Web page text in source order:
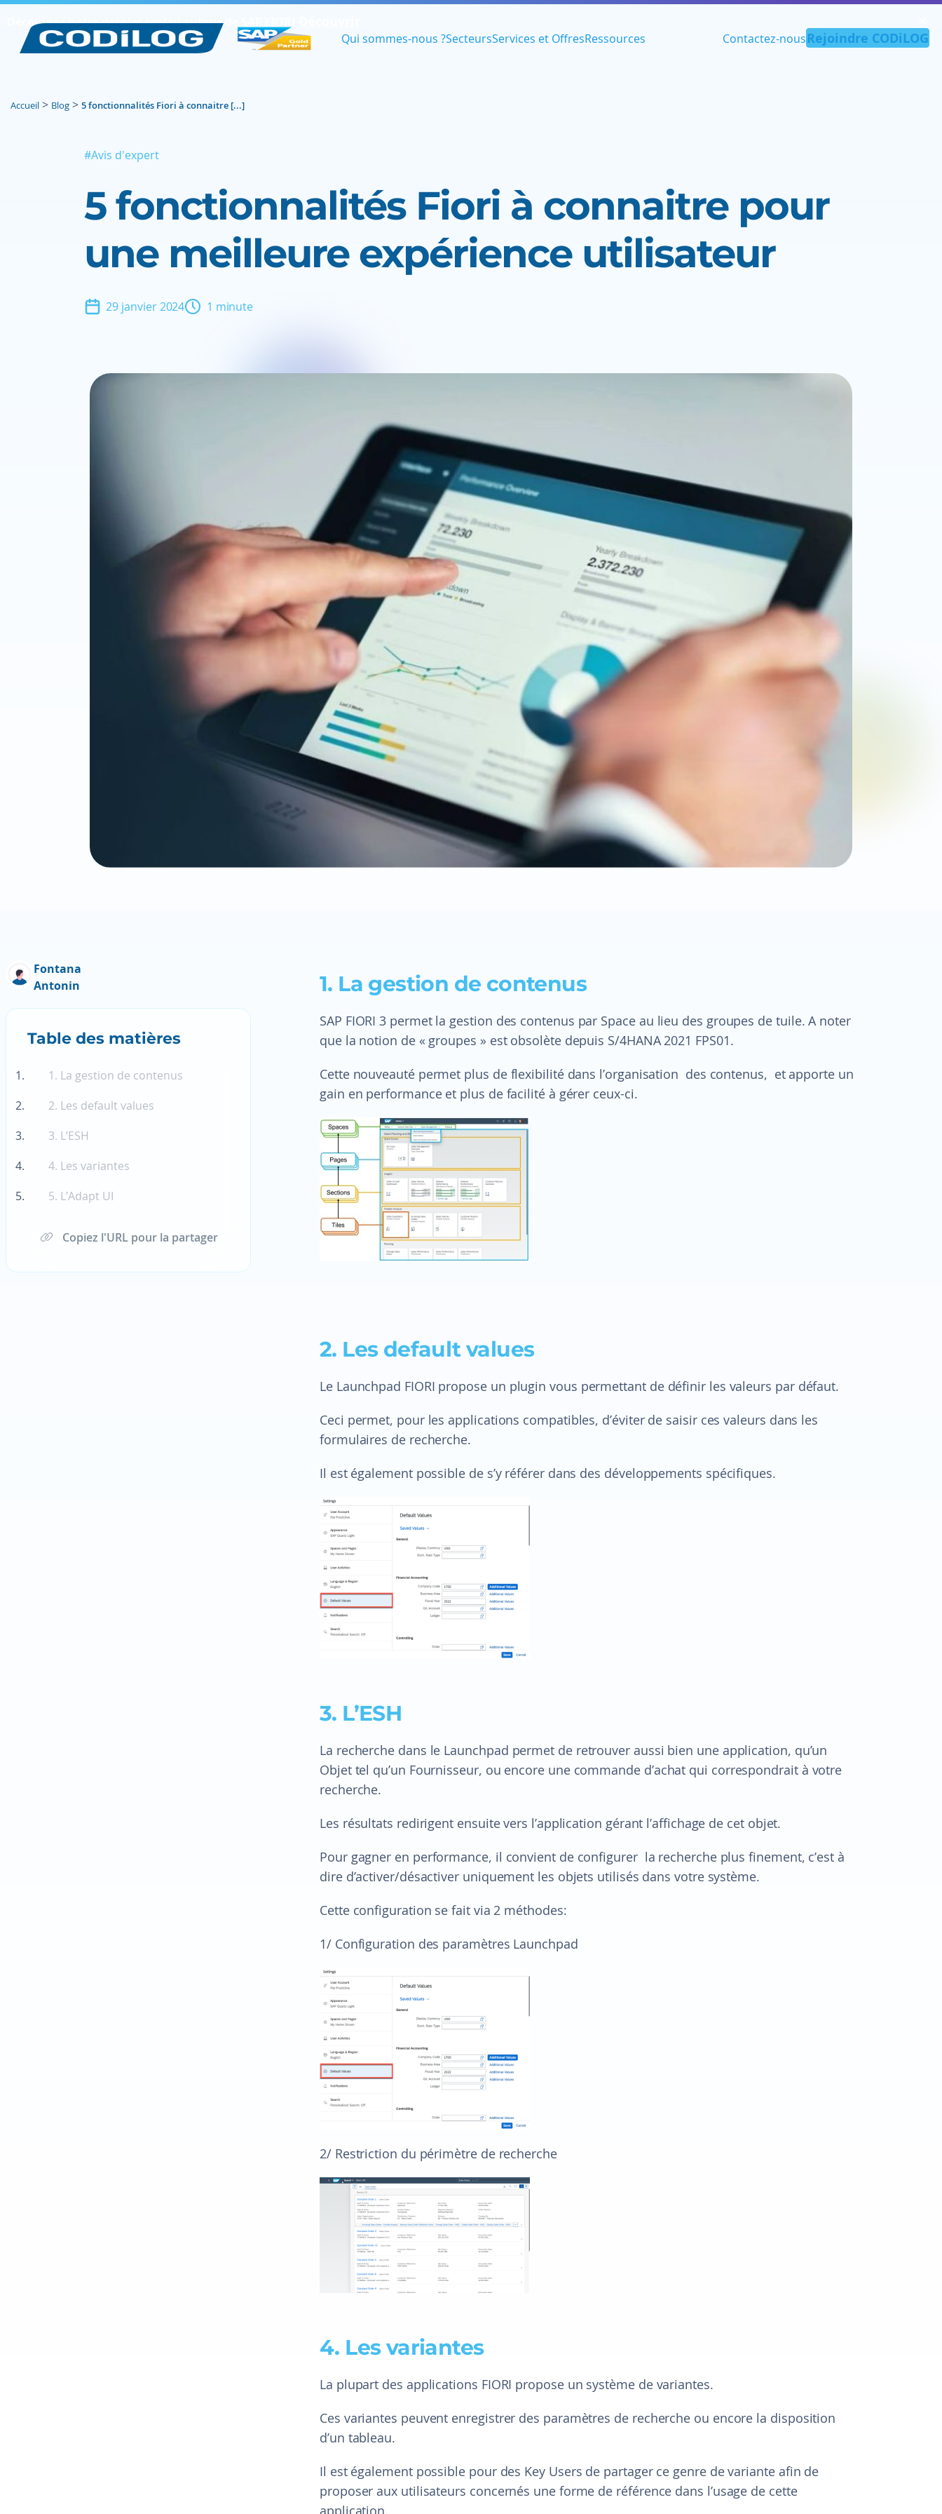
Découvrez notre dernier replay autour de SAP FIORI
Qui sommes-nous ?SecteursServices et OffresRessources Contactez-nousRejoindre CODiLOG
Accueil > Blog > 5 fonctionnalités Fiori à connaitre [...]
#Avis d'expert
5 fonctionnalités Fiori à connaitre pour
une meilleure expérience utilisateur
29 janvier 2024 1 minute
Fontana
Antonin
Table des matières
1. La gestion de contenus
2. Les default values
3. L’ESH
4. Les variantes
5. L’Adapt UI
Copiez l'URL pour la partager
1. La gestion de contenus
SAP FIORI 3 permet la gestion des contenus par Space au lieu des groupes de tuile. A noter
que la notion de « groupes » est obsolète depuis S/4HANA 2021 FPS01.
Cette nouveauté permet plus de flexibilité dans l’organisation des contenus, et apporte un
gain en performance et plus de facilité à gérer ceux-ci.
2. Les default values
Le Launchpad FIORI propose un plugin vous permettant de définir les valeurs par défaut.
Ceci permet, pour les applications compatibles, d’éviter de saisir ces valeurs dans les
formulaires de recherche.
Il est également possible de s’y référer dans des développements spécifiques.
3. L’ESH
La recherche dans le Launchpad permet de retrouver aussi bien une application, qu’un
Objet tel qu’un Fournisseur, ou encore une commande d’achat qui correspondrait à votre
recherche.
Les résultats redirigent ensuite vers l’application gérant l’affichage de cet objet.
Pour gagner en performance, il convient de configurer la recherche plus finement, c’est à
dire d’activer/désactiver uniquement les objets utilisés dans votre système.
Cette configuration se fait via 2 méthodes:
1/ Configuration des paramètres Launchpad
2/ Restriction du périmètre de recherche
4. Les variantes
La plupart des applications FIORI propose un système de variantes.
Ces variantes peuvent enregistrer des paramètres de recherche ou encore la disposition
d’un tableau.
Il est également possible pour des Key Users de partager ce genre de variante afin de
proposer aux utilisateurs concernés une forme de référence dans l’usage de cette
application.